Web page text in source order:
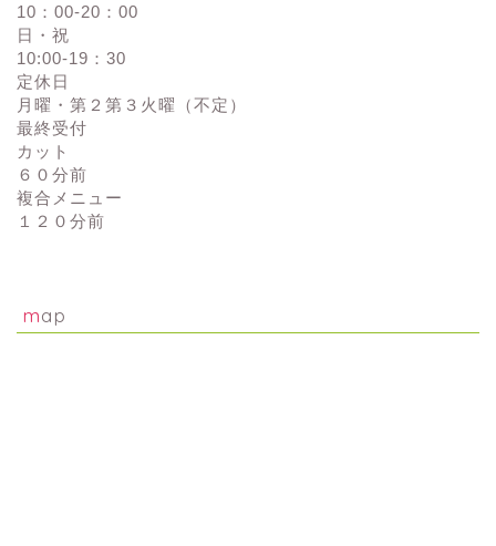
10：00-20：00
日・祝
10:00-19：30
定休日
月曜・第２第３火曜（不定）
最終受付
カット
６０分前
複合メニュー
１２０分前
map